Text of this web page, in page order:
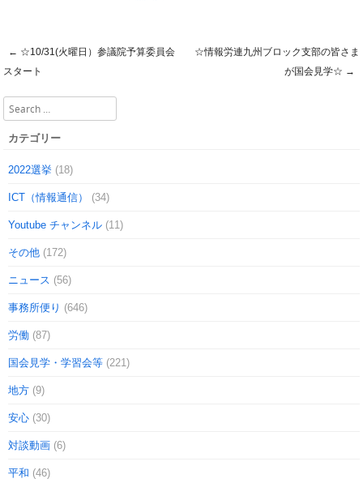
Post navigation
← ☆10/31(火曜日）参議院予算委員会
スタート
☆情報労連九州ブロック支部の皆さま
が国会見学☆ →
Search
カテゴリー
2022選挙 (18)
ICT（情報通信） (34)
Youtube チャンネル (11)
その他 (172)
ニュース (56)
事務所便り (646)
労働 (87)
国会見学・学習会等 (221)
地方 (9)
安心 (30)
対談動画 (6)
平和 (46)